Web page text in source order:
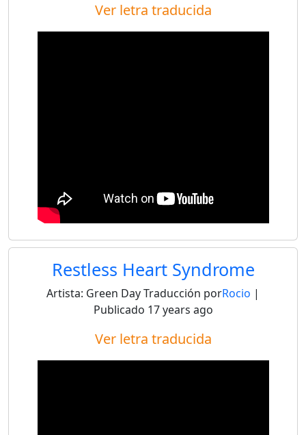
Ver letra traducida
Restless Heart Syndrome
Artista: Green DayTraducción porRocio |
Publicado 17 years ago
Ver letra traducida